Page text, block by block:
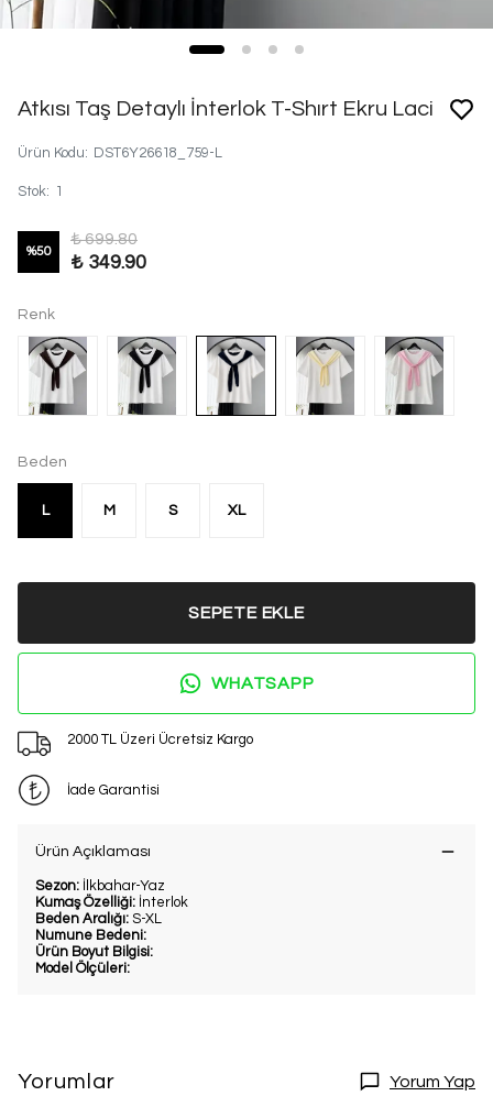
Atkısı Taş Detaylı İnterlok T-Shırt Ekru Laci
Ürün Kodu: DST6Y26618_759-L
Stok: 1
%50
₺ 699.80
₺ 349.90
Renk
Beden
L M S XL
SEPETE EKLE
WHATSAPP
2000 TL Üzeri Ücretsiz Kargo
İade Garantisi
Ürün Açıklaması
Sezon: İlkbahar-Yaz
Kumaş Özelliği: İnterlok
Beden Aralığı: S-XL
Numune Bedeni:
Ürün Boyut Bilgisi:
Model Ölçüleri:
Yorumlar Yorum Yap